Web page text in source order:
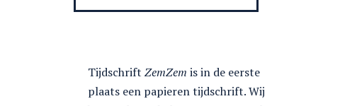
Tijdschrift ZemZem is in de eerste
plaats een papieren tijdschrift. Wij